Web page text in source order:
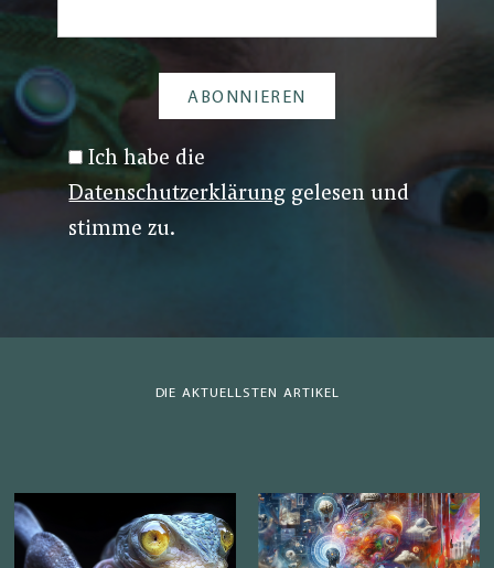
Ich habe die
Datenschutzerklärung gelesen und
stimme zu.
DIE AKTUELLSTEN ARTIKEL